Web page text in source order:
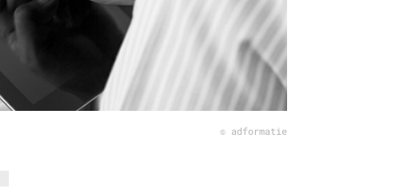
© adformatie